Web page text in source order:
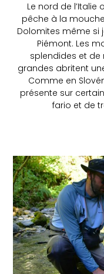
Le nord de
pêche à la
Dolomites même si
Piémont. Les
splendides et de
grandes abritent
Comme en
présente sur
fario et de